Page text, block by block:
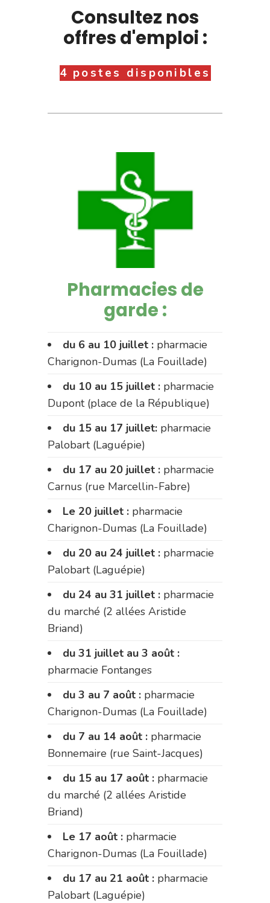
Consultez nos
offres d'emploi :
4 postes disponibles
Pharmacies de
garde :
du 6 au 10 juillet : pharmacie
Charignon-Dumas (La Fouillade)
du 10 au 15 juillet : pharmacie
Dupont (place de la République)
du 15 au 17 juillet: pharmacie
Palobart (Laguépie)
du 17 au 20 juillet : pharmacie
Carnus (rue Marcellin-Fabre)
Le 20 juillet : pharmacie
Charignon-Dumas (La Fouillade)
du 20 au 24 juillet : pharmacie
Palobart (Laguépie)
du 24 au 31 juillet : pharmacie
du marché (2 allées Aristide
Briand)
du 31 juillet au 3 août :
pharmacie Fontanges
du 3 au 7 août : pharmacie
Charignon-Dumas (La Fouillade)
du 7 au 14 août : pharmacie
Bonnemaire (rue Saint-Jacques)
du 15 au 17 août : pharmacie
du marché (2 allées Aristide
Briand)
Le 17 août : pharmacie
Charignon-Dumas (La Fouillade)
du 17 au 21 août : pharmacie
Palobart (Laguépie)